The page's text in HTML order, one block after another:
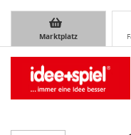
Marktplatz